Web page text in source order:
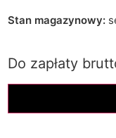
Stan magazynowy:
Do zapłaty